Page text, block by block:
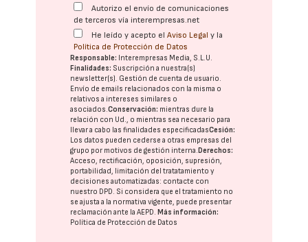
Autorizo el envío de comunicaciones
de terceros vía interempresas.net
He leído y acepto elAviso Legal y la
Política de Protección de Datos
Responsable: Interempresas Media, S.L.U.
Finalidades: Suscripción a nuestra(s)
newsletter(s). Gestión de cuenta de usuario.
Envío de emails relacionados con la misma o
relativos a intereses similares o
asociados.Conservación: mientras dure la
relación con Ud., o mientras sea necesario para
llevar a cabo las finalidades especificadasCesión:
Los datos pueden cederse a otras empresas del
grupo por motivos de gestión interna.Derechos:
Acceso, rectificación, oposición, supresión,
portabilidad, limitación del tratatamiento y
decisiones automatizadas: contacte con
nuestro DPD. Si considera que el tratamiento no
se ajusta a la normativa vigente, puede presentar
reclamación ante laAEPD.Más información:
Política de Protección de Datos